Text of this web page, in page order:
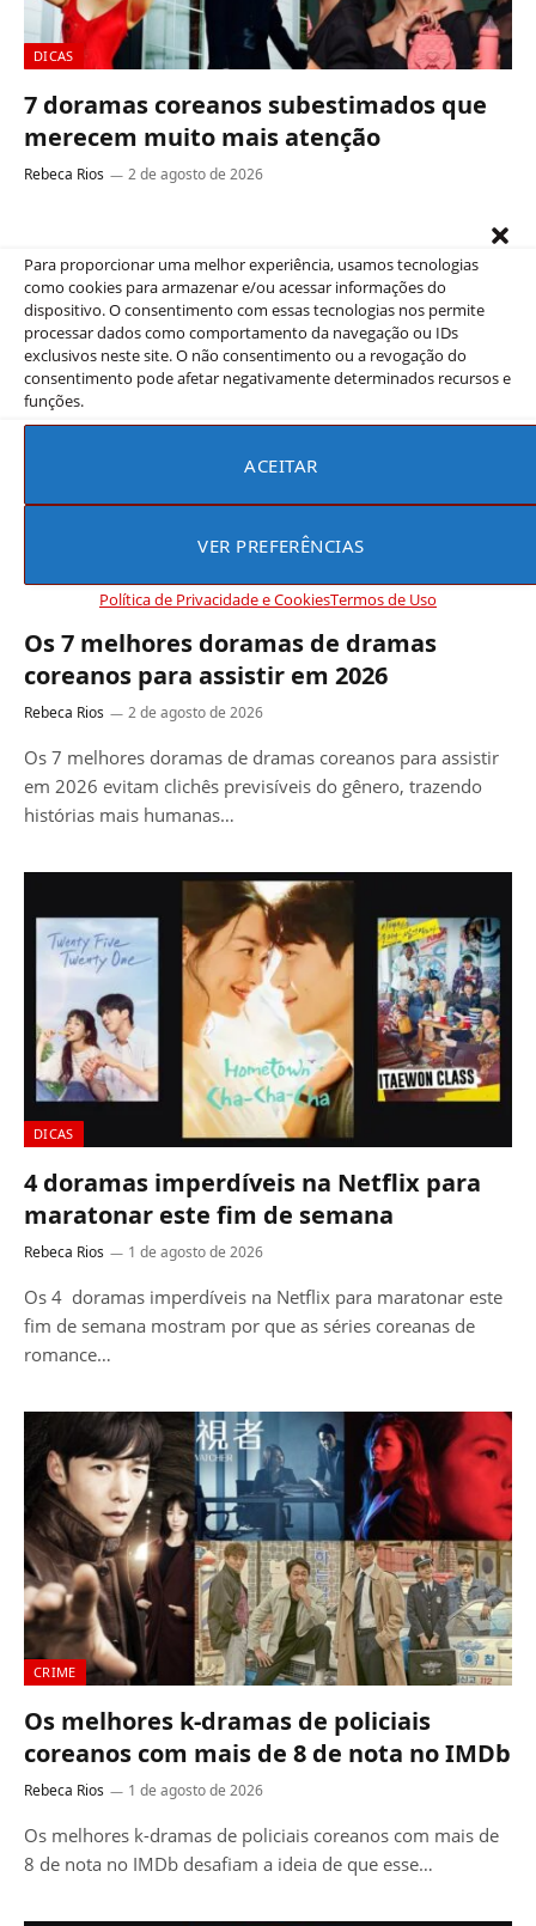
Para proporcionar uma melhor experiência, usamos tecnologias
como cookies para armazenar e/ou acessar informações do
dispositivo. O consentimento com essas tecnologias nos permite
processar dados como comportamento da navegação ou IDs
exclusivos neste site. O não consentimento ou a revogação do
consentimento pode afetar negativamente determinados recursos e
funções.
ACEITAR
VER PREFERÊNCIAS
Política de Privacidade e CookiesTermos de Uso
DICAS
7 doramas coreanos subestimados que
merecem muito mais atenção
Rebeca Rios 2 de agosto de 2026
arruinam séries românticas. No…
Os 7 melhores doramas de dramas
coreanos para assistir em 2026
Rebeca Rios 2 de agosto de 2026
Os 7 melhores doramas de dramas coreanos para assistir
em 2026 evitam clichês previsíveis do gênero, trazendo
histórias mais humanas…
DICAS
4 doramas imperdíveis na Netflix para
maratonar este fim de semana
Rebeca Rios 1 de agosto de 2026
Os 4 doramas imperdíveis na Netflix para maratonar este
fim de semana mostram por que as séries coreanas de
romance…
CRIME
Os melhores k-dramas de policiais
coreanos com mais de 8 de nota no IMDb
Rebeca Rios 1 de agosto de 2026
Os melhores k-dramas de policiais coreanos com mais de
8 de nota no IMDb desafiam a ideia de que esse…